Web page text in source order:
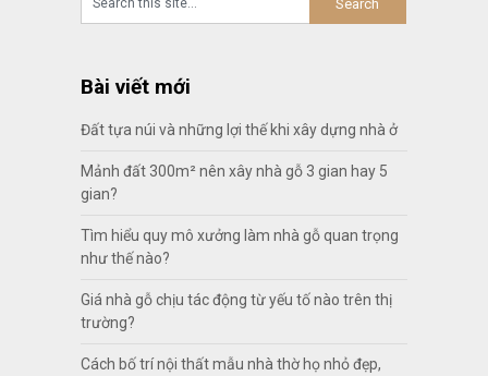
Bài viết mới
Đất tựa núi và những lợi thế khi xây dựng nhà ở
Mảnh đất 300m² nên xây nhà gỗ 3 gian hay 5
gian?
Tìm hiểu quy mô xưởng làm nhà gỗ quan trọng
như thế nào?
Giá nhà gỗ chịu tác động từ yếu tố nào trên thị
trường?
Cách bố trí nội thất mẫu nhà thờ họ nhỏ đẹp,